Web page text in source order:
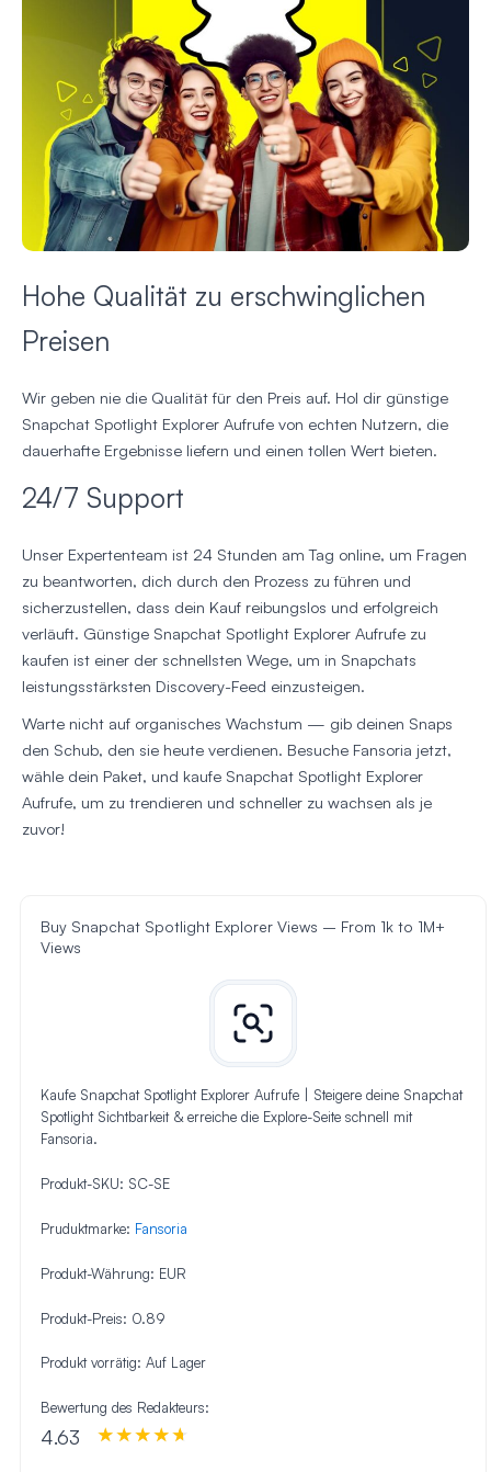
Hohe Qualität zu erschwinglichen
Preisen
Wir geben nie die Qualität für den Preis auf. Hol dir günstige
Snapchat Spotlight Explorer Aufrufe von echten Nutzern, die
dauerhafte Ergebnisse liefern und einen tollen Wert bieten.
24/7 Support
Unser Expertenteam ist 24 Stunden am Tag online, um Fragen
zu beantworten, dich durch den Prozess zu führen und
sicherzustellen, dass dein Kauf reibungslos und erfolgreich
verläuft. Günstige Snapchat Spotlight Explorer Aufrufe zu
kaufen ist einer der schnellsten Wege, um in Snapchats
leistungsstärksten Discovery-Feed einzusteigen.
Warte nicht auf organisches Wachstum — gib deinen Snaps
den Schub, den sie heute verdienen. Besuche Fansoria jetzt,
wähle dein Paket, und kaufe Snapchat Spotlight Explorer
Aufrufe, um zu trendieren und schneller zu wachsen als je
zuvor!
Buy Snapchat Spotlight Explorer Views – From 1k to 1M+
Views
Kaufe Snapchat Spotlight Explorer Aufrufe | Steigere deine Snapchat
Spotlight Sichtbarkeit & erreiche die Explore-Seite schnell mit
Fansoria.
Produkt-SKU: SC-SE
Pruduktmarke: Fansoria
Produkt-Währung: EUR
Produkt-Preis: 0.89
Produkt vorrätig: Auf Lager
Bewertung des Redakteurs:
4.63